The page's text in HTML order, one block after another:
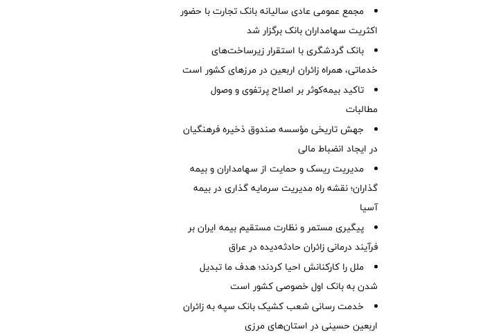
مجمع عمومی عادی سالیانه بانک تجارت با حضور
اکثریت سهامداران بانک برگزار شد
بانک گردشگری با استقرار زیرساخت‌های
خدماتی، همراه زائران اربعین در مرزهای کشور است
تاکید بیمه‌کوثر بر اصلاح پرتفوی و وصول
مطالبات ‌
جهش تاریخی مؤسسه صندوق ذخیره فرهنگیان
در ایجاد انضباط مالی
مدیریت ریسک و حمایت از سهامداران و بیمه
گذاران؛ نقشه راه مدیریت سرمایه گذاری در بیمه
آسیا
پیگیری مستمر و نظارت مستقیم بیمه ایران بر
فرآیند درمانی زائران حادثه‌دیده در عراق
ملل را کارکنانش احیا کردند؛ هدف ما تبدیل
شدن به بانک اول خصوصی کشور است
خدمت رسانی شعب کشیک بانک سپه به زائران
اربعین حسینی در استان‌‌های مرزی